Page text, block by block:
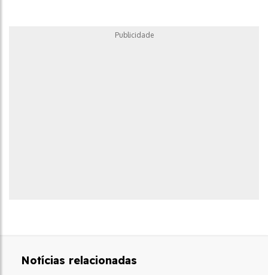
Publicidade
Notícias relacionadas